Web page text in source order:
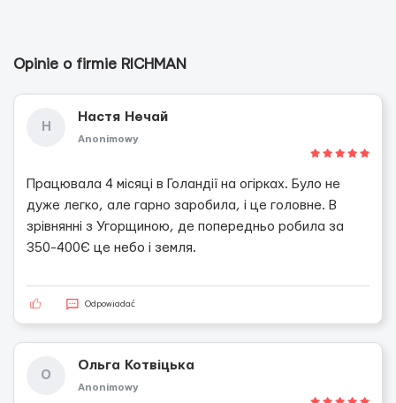
Opinie o firmie RICHMAN
Н
Настя Нечай
Anonimowy
Працювала 4 місяці в Голандії на огірках. Було не
дуже легко, але гарно заробила, і це головне. В
зрівнянні з Угорщиною, де попередньо робила за
350-400Є це небо і земля.
Odpowiadać
О
Ольга Котвіцька
Anonimowy